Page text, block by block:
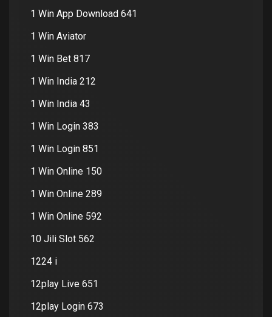
1 Win App Download 641
1 Win Aviator
1 Win Bet 817
1 Win India 212
1 Win India 43
1 Win Login 383
1 Win Login 851
1 Win Online 150
1 Win Online 289
1 Win Online 592
10 Jili Slot 562
1224 i
12play Live 651
12play Login 673